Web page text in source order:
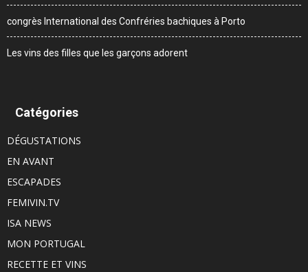
congrès International des Confréries bachiques à Porto
Les vins des filles que les garçons adorent
Catégories
DÉGUSTATIONS
EN AVANT
ESCAPADES
FEMIVIN.TV
ISA NEWS
MON PORTUGAL
RECETTE ET VINS